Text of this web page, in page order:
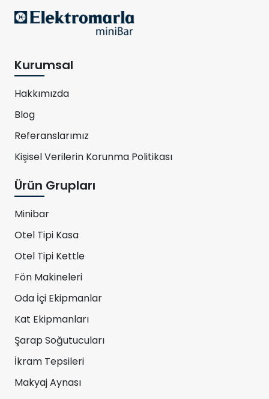
Kurumsal
Hakkımızda
Blog
Referanslarımız
Kişisel Verilerin Korunma Politikası
Ürün Grupları
Minibar
Otel Tipi Kasa
Otel Tipi Kettle
Fön Makineleri
Oda İçi Ekipmanlar
Kat Ekipmanları
Şarap Soğutucuları
İkram Tepsileri
Makyaj Aynası